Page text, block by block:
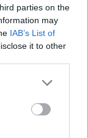
parties on the
may
IAB’s List of
it to other
more Google
may click to
party tags to
below Google